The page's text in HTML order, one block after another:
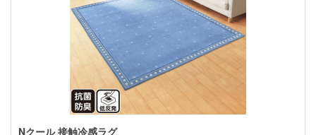
Nクール 接触冷感ラグ